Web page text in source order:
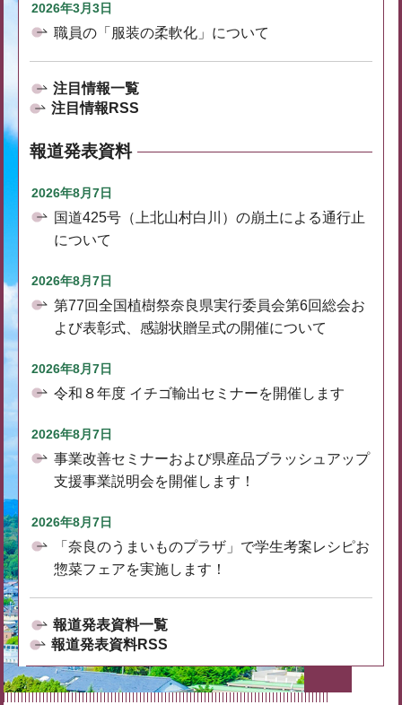
2026年3月3日
職員の「服装の柔軟化」について
注目情報一覧
注目情報RSS
報道発表資料
2026年8月7日
国道425号（上北山村白川）の崩土による通行止
について
2026年8月7日
第77回全国植樹祭奈良県実行委員会第6回総会お
よび表彰式、感謝状贈呈式の開催について
2026年8月7日
令和８年度 イチゴ輸出セミナーを開催します
2026年8月7日
事業改善セミナーおよび県産品ブラッシュアップ
支援事業説明会を開催します！
2026年8月7日
「奈良のうまいものプラザ」で学生考案レシピお
惣菜フェアを実施します！
報道発表資料一覧
報道発表資料RSS